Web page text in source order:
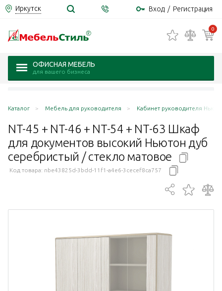
Иркутск Вход / Регистрация
0
ОФИСНАЯ МЕБЕЛЬ
для вашего бизнеса
Каталог Мебель для руководителя Кабинет руководителя
NT-45 + NT-46 + NT-54 + NT-63 Шкаф
для документов высокий Ньютон дуб
серебристый / стекло матовое
Код товара: nbe43825d-3bdd-11f1-a4e6-3cecef8ca757